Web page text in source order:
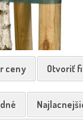
ceny Otvoriť